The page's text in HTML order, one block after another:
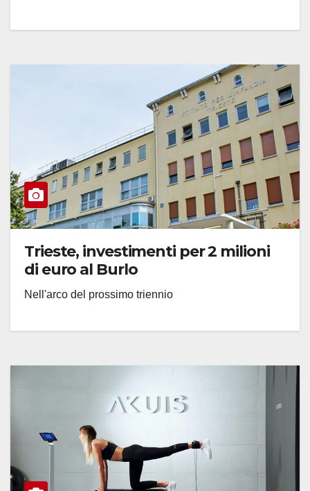
Trieste, investimenti per 2 milioni
di euro al Burlo
Nell'arco del prossimo triennio